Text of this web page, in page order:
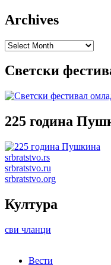
Archives
Archives
Светски
225 година
srbratstvo.rs
srbratstvo.ru
srbratstvo.org
Култура
сви чланци
Вести